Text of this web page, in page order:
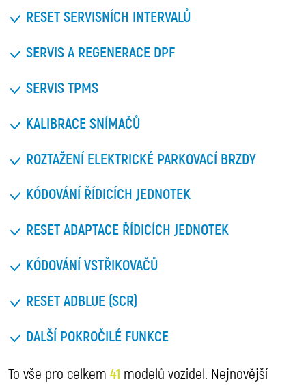
RESET SERVISNÍCH INTERVALŮ
SERVIS A REGENERACE DPF
SERVIS TPMS
KALIBRACE SNÍMAČŮ
ROZTAŽENÍ ELEKTRICKÉ PARKOVACÍ BRZDY
KÓDOVÁNÍ ŘÍDICÍCH JEDNOTEK
RESET ADAPTACE ŘÍDICÍCH JEDNOTEK
KÓDOVÁNÍ VSTŘIKOVAČŮ
RESET ADBLUE (SCR)
DALŠÍ POKROČILÉ FUNKCE
To vše pro celkem 41 modelů vozidel. Nejnovější